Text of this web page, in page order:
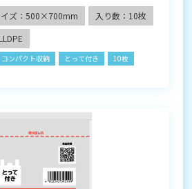
ズ：500×700mm
入り数：10枚
コンパクト収納 とって付き
10枚